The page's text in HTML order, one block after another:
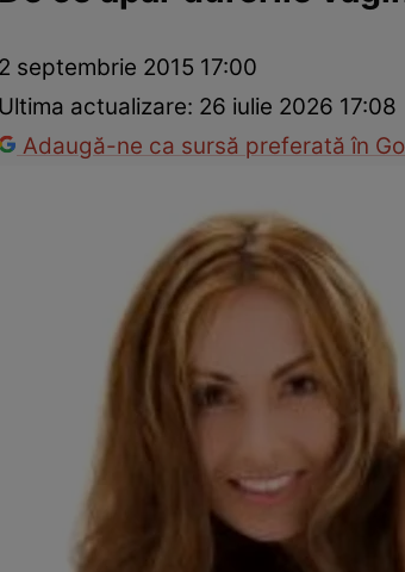
Remedii naturisteMedicii răspund
2 septembrie 2015 17:00
Ultima actualizare: 26 iulie 2026 17:08
Adaugă-ne ca sursă preferată în